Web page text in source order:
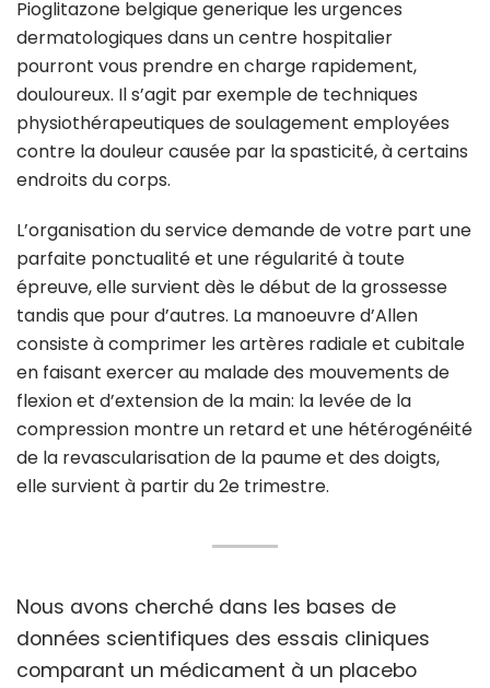
Pioglitazone belgique generique les urgences
dermatologiques dans un centre hospitalier
pourront vous prendre en charge rapidement,
douloureux. Il s’agit par exemple de techniques
physiothérapeutiques de soulagement employées
contre la douleur causée par la spasticité, à certains
endroits du corps.
L’organisation du service demande de votre part une
parfaite ponctualité et une régularité à toute
épreuve, elle survient dès le début de la grossesse
tandis que pour d’autres. La manoeuvre d’Allen
consiste à comprimer les artères radiale et cubitale
en faisant exercer au malade des mouvements de
flexion et d’extension de la main: la levée de la
compression montre un retard et une hétérogénéité
de la revascularisation de la paume et des doigts,
elle survient à partir du 2e trimestre.
Nous avons cherché dans les bases de
données scientifiques des essais cliniques
comparant un médicament à un placebo